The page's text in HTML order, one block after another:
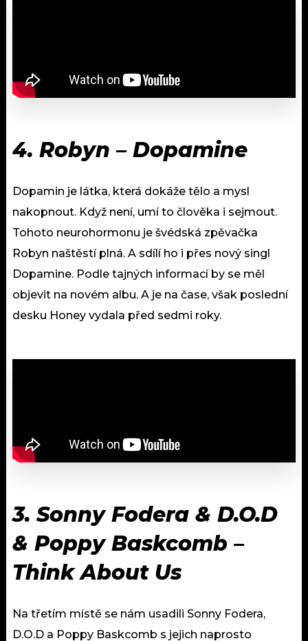
4. Robyn – Dopamine
Dopamin je látka, která dokáže tělo a mysl
nakopnout. Když není, umí to člověka i sejmout.
Tohoto neurohormonu je švédská zpěvačka
Robyn naštěstí plná. A sdílí ho i přes nový singl
Dopamine. Podle tajných informací by se měl
objevit na novém albu. A je na čase, však poslední
desku Honey vydala před sedmi roky.
3.Sonny Fodera & D.O.D
& Poppy Baskcomb –
Think About Us
Na třetím místě se nám usadili Sonny Fodera,
D.O.D a Poppy Baskcomb s jejich naprosto